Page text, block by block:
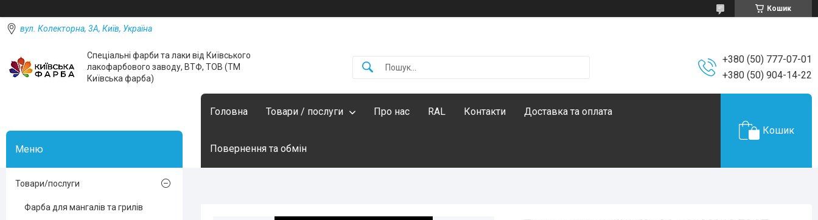
Кошик
вул. Колекторна, 3А, Київ, Україна
Спеціальні фарби та лаки від Київського
лакофарбового заводу, ВТФ, ТОВ (ТМ
Київська фарба)
+380 (50) 777-07-01
+380 (50) 904-14-22
Головна Товари / послуги Про нас RAL Контакти Доставка та оплата
Повернення та обмін
Кошик
Товари/послуги
Фарба для мангалів та грилів